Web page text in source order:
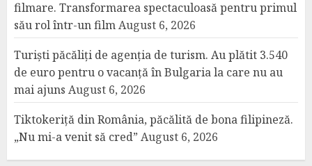
filmare. Transformarea spectaculoasă pentru primul
său rol într-un filmAugust 6, 2026
Turiști păcăliți de agenția de turism. Au plătit 3.540
de euro pentru o vacanță în Bulgaria la care nu au
mai ajuns August 6, 2026
Tiktokeriță din România, păcălită de bona filipineză.
„Nu mi-a venit să cred” August 6, 2026